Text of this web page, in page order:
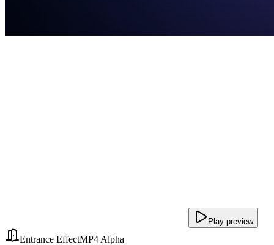
Play preview
Entrance EffectMP4 Alpha